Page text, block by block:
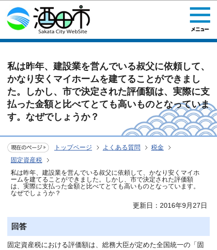
このページの本文へ移動
私は昨年、建設業を営んでいる叔父に依頼して、
かなり安くマイホームを建てることができまし
た。しかし、市で決定された評価額は、実際に支
払った金額と比べてとても高いものとなっていま
す。なぜでしょうか？
トップページ よくある質問
税金
固定資産税
私は昨年、建設業を営んでいる叔父に依頼して、かなり安くマイホ
ームを建てることができました。しかし、市で決定された評価額
は、実際に支払った金額と比べてとても高いものとなっています。
なぜでしょうか？
更新日：2016年9月27日
回答
固定資産税における評価額は、総務大臣が定めた全国統一の「固